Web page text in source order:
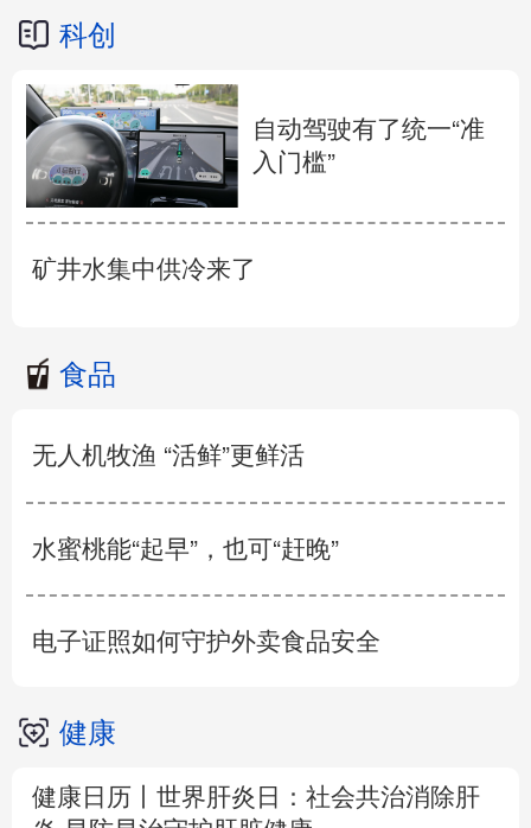
科创
自动驾驶有了统一“准
入门槛”
矿井水集中供冷来了
食品
无人机牧渔 “活鲜”更鲜活
水蜜桃能“起早”，也可“赶晚”
电子证照如何守护外卖食品安全
健康
健康日历丨世界肝炎日：社会共治消除肝